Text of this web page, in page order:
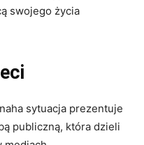
swojego życia
sytuacja prezentuje
publiczną, która dzieli